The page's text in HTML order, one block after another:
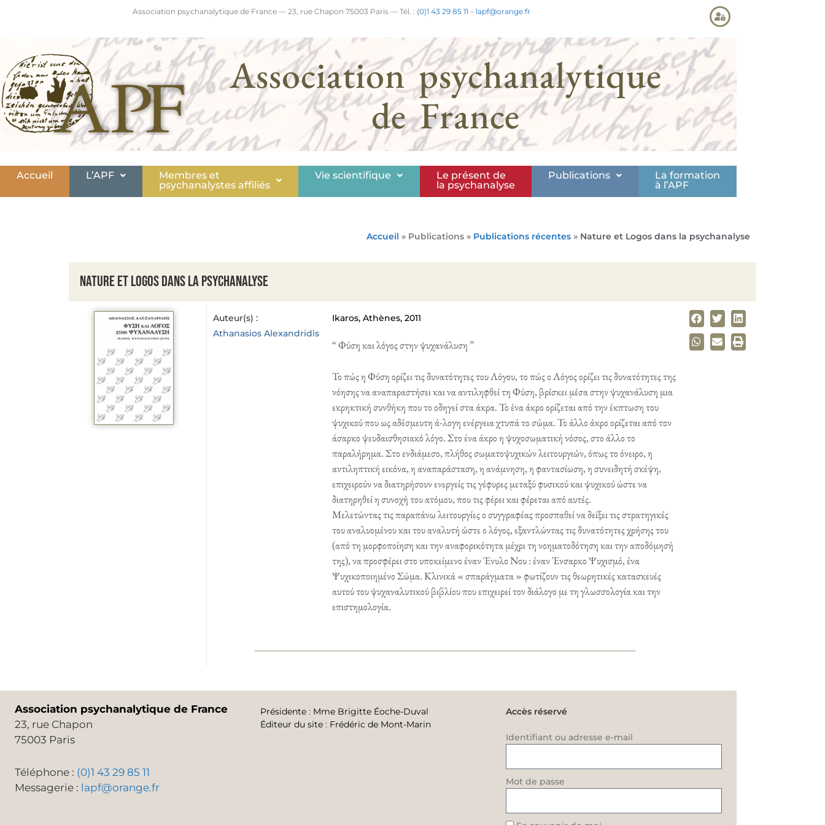
Association psychanalytique de France — 23, rue Chapon 75003 Paris — Tél. : (0)1 43 29 85 11 – lapf@orange.fr
Association psychanalytique
de France
Accueil L’APF
Membres et
psychanalystes affiliés
Vie scientifique
Le présent de
la psychanalyse
Publications
La formation
à l’APF
Accueil » Publications » Publications récentes » Nature et Logos dans la psychanalyse
Nature et Logos dans la psychanalyse
Auteur(s) :
Athanasios Alexandridis
Ikaros, Athènes, 2011
“ Φύση και λόγος στην ψυχανάλυση ”
Το πώς η Φύση ορίζει τις δυνατότητες του Λόγου, το πώς ο Λόγος ορίζει τις δυνατότητες της
νόησης να αναπαραστήσει και να αντιληφθεί τη Φύση, βρίσκει μέσα στην ψυχανάλυση μια
εκρηκτική συνθήκη που το οδηγεί στα άκρα. Το ένα άκρο ορίζεται από την έκπτωση του
ψυχικού που ως αδέσμευτη ά-λογη ενέργεια χτυπά το σώμα. Το άλλο άκρο ορίζεται από τον
άσαρκο ψευδαισθησιακό λόγο. Στο ένα άκρο η ψυχοσωματική νόσος, στο άλλο το
παραλήρημα. Στο ενδιάμεσο, πλήθος σωματοψυχικών λειτουργιών, όπως το όνειρο, η
αντιληπτική εικόνα, η αναπαράσταση, η ανάμνηση, η φαντασίωση, η συνειδητή σκέψη,
επιχειρούν να διατηρήσουν ενεργείς τις γέφυρες μεταξύ φυσικού και ψυχικού ώστε να
διατηρηθεί η συνοχή του ατόμου, που τις φέρει και φέρεται από αυτές.
Μελετώντας τις παραπάνω λειτουργίες ο συγγραφέας προσπαθεί να δείξει τις στρατηγικές
του αναλυομένου και του αναλυτή ώστε ο λόγος, εξαντλώντας τις δυνατότητες χρήσης του
(από τη μορφοποίηση και την αναφορικότητα μέχρι τη νοηματοδότηση και την αποδόμησή
της), να προσφέρει στο υποκείμενο έναν Ένυλο Nου : έναν Ένσαρκο Ψυχισμό, ένα
Ψυχικοποιημένο Σώμα. Κλινικά « σπαράγματα » φωτίζουν τις θεωρητικές κατασκευές
αυτού του ψυχαναλυτικού βιβλίου που επιχειρεί τον διάλογο με τη γλωσσολογία και την
επιστημολογία.
Association psychanalytique de France
23, rue Chapon
75003 Paris
Téléphone : (0)1 43 29 85 11
Messagerie : lapf@orange.fr
Présidente: Mme Brigitte Éoche-Duval
Éditeur du site: Frédéric de Mont-Marin
Accès réservé
Identifiant ou adresse e-mail
Mot de passe